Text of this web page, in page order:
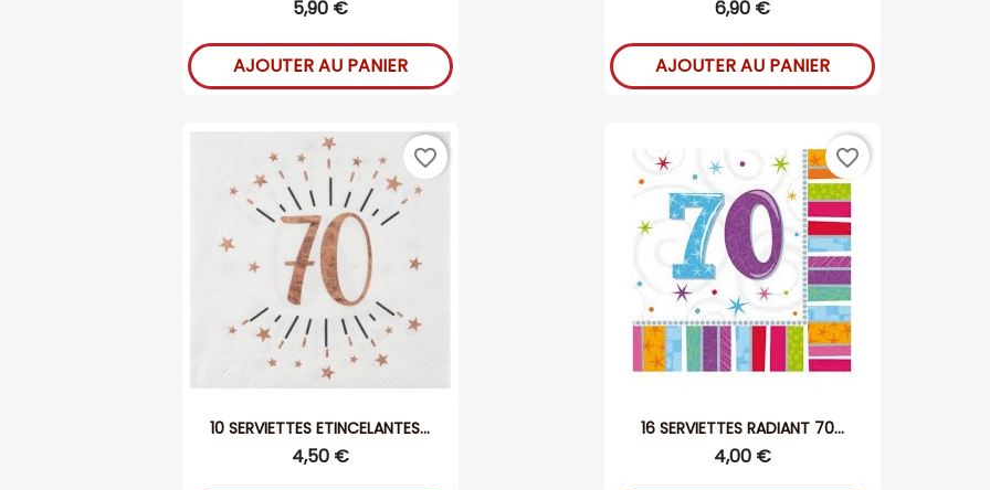
5,90 €
AJOUTER AU PANIER
6,90 €
AJOUTER AU PANIER
10 SERVIETTES ETINCELANTES...
4,50 €
favorite_border
16 SERVIETTES RADIANT 70...
4,00 €
favorite_border